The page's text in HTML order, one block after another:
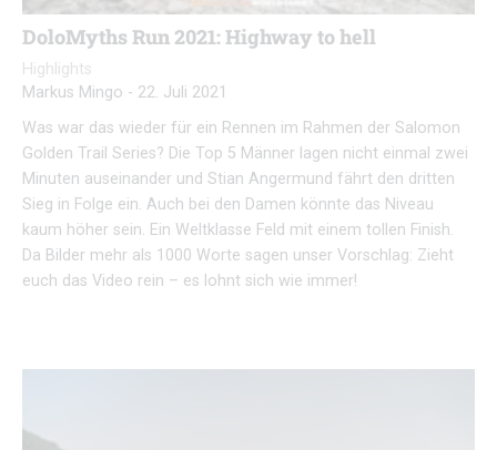
DoloMyths Run 2021: Highway to hell
Highlights
Markus Mingo - 22. Juli 2021
Was war das wieder für ein Rennen im Rahmen der Salomon
Golden Trail Series? Die Top 5 Männer lagen nicht einmal zwei
Minuten auseinander und Stian Angermund fährt den dritten
Sieg in Folge ein. Auch bei den Damen könnte das Niveau
kaum höher sein. Ein Weltklasse Feld mit einem tollen Finish.
Da Bilder mehr als 1000 Worte sagen unser Vorschlag: Zieht
euch das Video rein – es lohnt sich wie immer!